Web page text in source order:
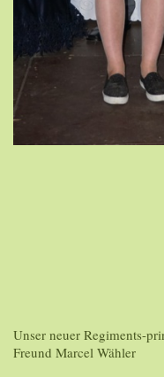
Unser neuer Regiments-
Freund Marcel Wähler